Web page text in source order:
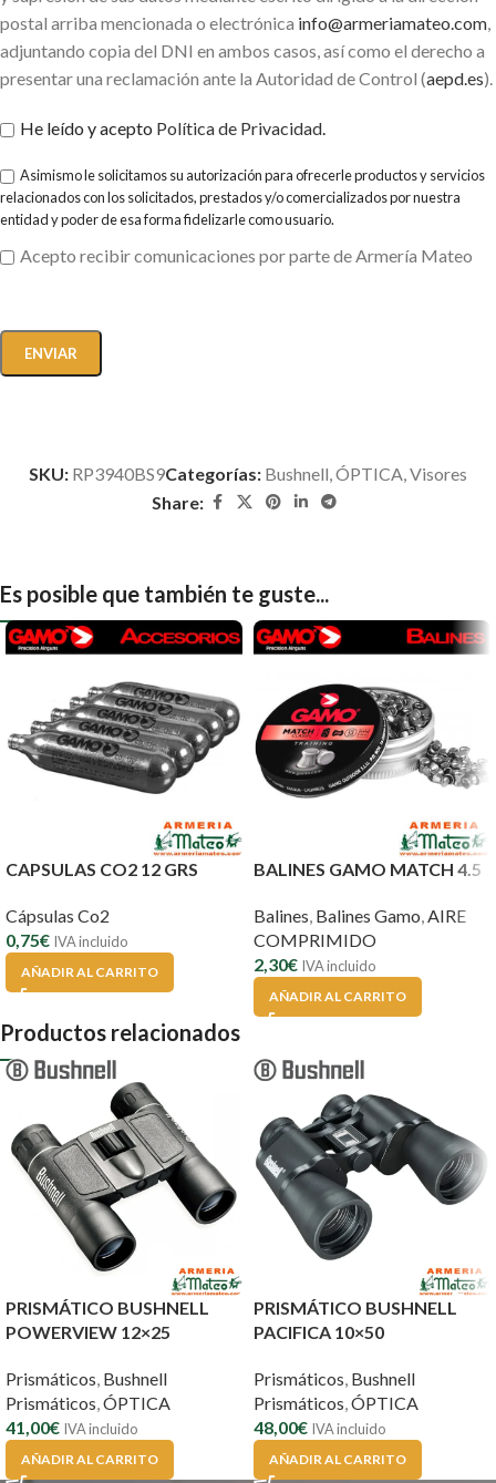
postal arriba mencionada o electrónica info@armeriamateo.com
adjuntando copia del DNI en ambos casos, así como el derecho a
presentar una reclamación ante la Autoridad de Control (aepd.es).
He leído y acepto Política de Privacidad
Asimismo le solicitamos su autorización para ofrecerle productos y servicios
relacionados con los solicitados, prestados y/o comercializados por nuestra
entidad y poder de esa forma fidelizarle como usuario.
Acepto recibir comunicaciones por parte de Armería Mateo
SKU: RP3940BS9Categorías: Bushnell ÓPTICA Visores
Share:
Es posible que también te guste...
CAPSULAS CO2 12 GRS
Cápsulas Co2
0,75€ IVA incluido
AÑADIR AL CARRITO
BALINES GAMO MATCH 4.5
Balines Balines Gamo AIRE
COMPRIMIDO
2,30€ IVA incluido
AÑADIR AL CARRITO
Productos relacionados
PRISMÁTICO BUSHNELL
POWERVIEW 12×25
Prismáticos Bushnell
Prismáticos ÓPTICA
41,00€ IVA incluido
AÑADIR AL CARRITO
PRISMÁTICO BUSHNELL
PACIFICA 10×50
Prismáticos Bushnell
Prismáticos ÓPTICA
48,00€ IVA incluido
AÑADIR AL CARRITO